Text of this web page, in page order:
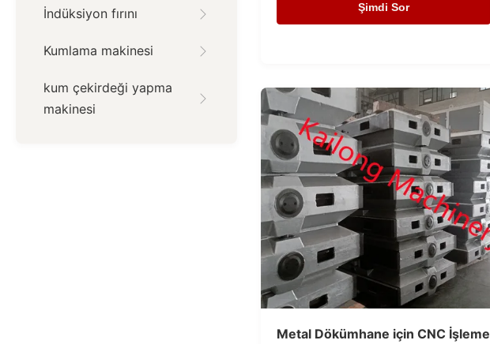
İndüksiyon fırını
Kumlama makinesi
kum çekirdeği yapma
makinesi
Şimdi Sor
Metal Dökümhane için CNC İşleme